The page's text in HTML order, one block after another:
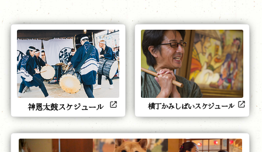
神恩太鼓スケジュール 横丁かみしばいスケジュール